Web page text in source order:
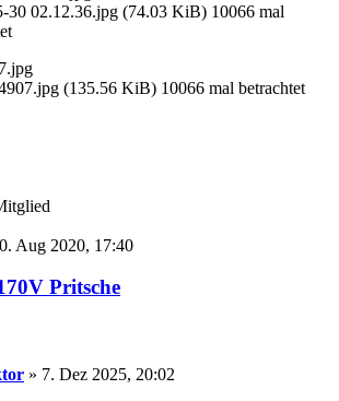
30 02.12.36.jpg (74.03 KiB) 10066 mal
(135.56 KiB) 10066 mal betrachtet
Aug 2020, 17:40
Pritsche
» 7. Dez 2025, 20:02